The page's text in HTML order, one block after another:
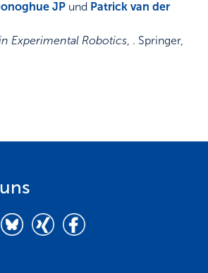
JP und Patrick van der
Experimental Robotics, . Springer,